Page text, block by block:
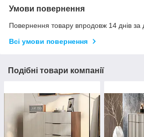
Умови повернення
Повернення товару впродовж 14 днів за
Всі умови повернення
Подібні товари компанії